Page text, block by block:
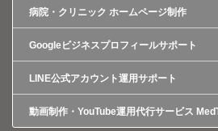
病院・クリニック ホームページ制作
Googleビジネスプロフィールサポート
LINE公式アカウント運用サポート
動画制作・YouTube運用代行サービス